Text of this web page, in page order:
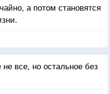
а потом становятся
все, но остальное без